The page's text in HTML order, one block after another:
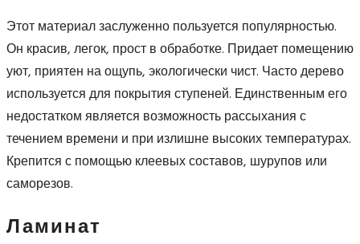
Этот материал заслуженно пользуется популярностью.
Он красив, легок, прост в обработке. Придает помещению
уют, приятен на ощупь, экологически чист. Часто дерево
используется для покрытия ступеней. Единственным его
недостатком является возможность рассыхания с
течением времени и при излишне высоких температурах.
Крепится с помощью клеевых составов, шурупов или
саморезов.
Ламинат